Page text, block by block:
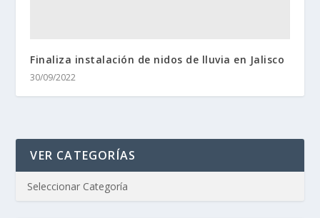
Finaliza instalación de nidos de lluvia en Jalisco
30/09/2022
VER CATEGORÍAS